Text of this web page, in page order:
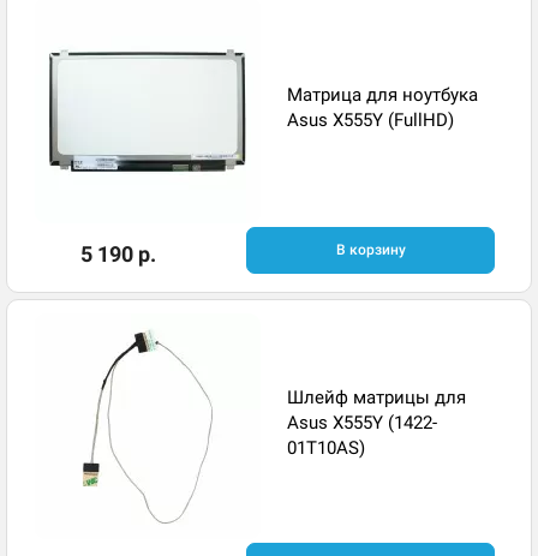
Матрица для ноутбука
Asus X555Y (FullHD)
5 190 р. В корзину
Шлейф матрицы для
Asus X555Y (1422-
01T10AS)